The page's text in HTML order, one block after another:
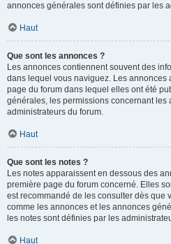
annonces générales sont définies par les
Haut
Que sont les annonces ?
Les annonces contiennent souvent des
dans lequel vous naviguez. Les annonces
page du forum dans lequel elles ont été
générales, les permissions concernant les
administrateurs du forum.
Haut
Que sont les notes ?
Les notes apparaissent en dessous des
première page du forum concerné. Elles
est recommandé de les consulter dès que
comme les annonces et les annonces
les notes sont définies par les
Haut